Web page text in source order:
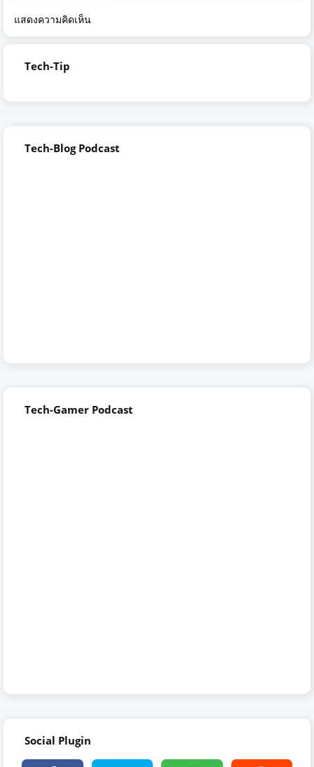
แสดงความคิดเห็น
Tech-Tip
Tech-Blog Podcast
Tech-Gamer Podcast
Social Plugin